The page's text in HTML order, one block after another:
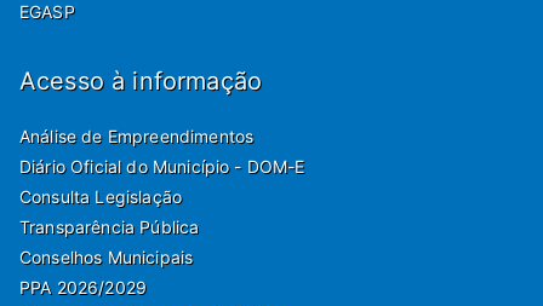
EGASP
Acesso à informação
Análise de Empreendimentos
Diário Oficial do Município - DOM-E
Consulta Legislação
Transparência Pública
Conselhos Municipais
PPA 2026/2029